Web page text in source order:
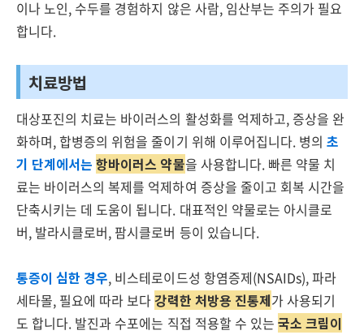
이나 노인, 수두를 경험하지 않은 사람, 임산부는 주의가 필요
합니다.
치료방법
대상포진의 치료는 바이러스의 활성화를 억제하고, 증상을 완
화하며, 합병증의 위험을 줄이기 위해 이루어집니다. 병의초
기 단계에서는 항바이러스 약물을 사용합니다. 빠른 약물 치
료는 바이러스의 복제를 억제하여 증상을 줄이고 회복 시간을
단축시키는 데 도움이 됩니다. 대표적인 약물로는 아시클로
버, 발라시클로버, 팜시클로버 등이 있습니다.
통증이 심한 경우, 비스테로이드성 항염증제(NSAIDs), 파라
세타몰, 필요에 따라 보다 강력한 처방용 진통제가 사용되기
도 합니다. 발진과 수포에는 직접 적용할 수 있는 국소 크림이